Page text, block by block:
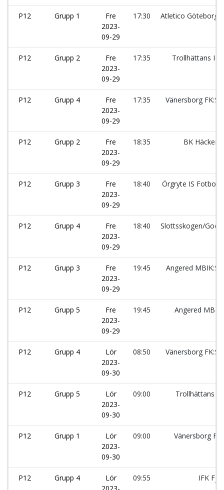
P12 Grupp 1
Fre
2023-
09-29
17:30 Atletico
P12 Grupp 2
Fre
2023-
09-29
17:35 Trollhättans
P12 Grupp 4
Fre
2023-
09-29
17:35 Vänersborg
P12 Grupp 2
Fre
2023-
09-29
18:35 BK
P12 Grupp 3
Fre
2023-
09-29
18:40 Örgryte IS
P12 Grupp 4
Fre
2023-
09-29
18:40 Slottsskogen/
P12 Grupp 3
Fre
2023-
09-29
19:45 Angered
P12 Grupp 5
Fre
2023-
09-29
19:45 Angered
P12 Grupp 4
Lör
2023-
09-30
08:50 Vänersborg
P12 Grupp 5
Lör
2023-
09-30
09:00 Trollhättans
P12 Grupp 1
Lör
2023-
09-30
09:00 Vänersborg
P12 Grupp 4
Lör
09:55 IFK